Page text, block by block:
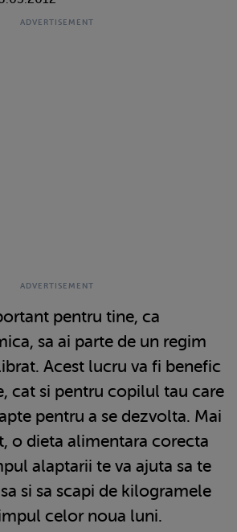
pentru tine, ca
sa ai parte de un regim
Acest lucru va fi benefic
cat si pentru copilul tau care
pentru a se dezvolta. Mai
o dieta alimentara corecta
alaptarii te va ajuta sa te
si sa scapi de kilogramele
celor noua luni.